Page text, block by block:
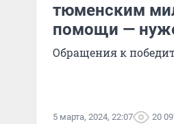
тюменским
помощи —
Обращения к
5 марта, 2024, 22:07 20